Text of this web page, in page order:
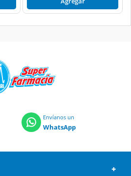
Envíanos un
WhatsApp